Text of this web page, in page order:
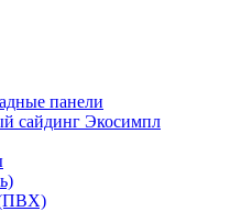
панели
сайдинг Экосимпл
(ПВХ)